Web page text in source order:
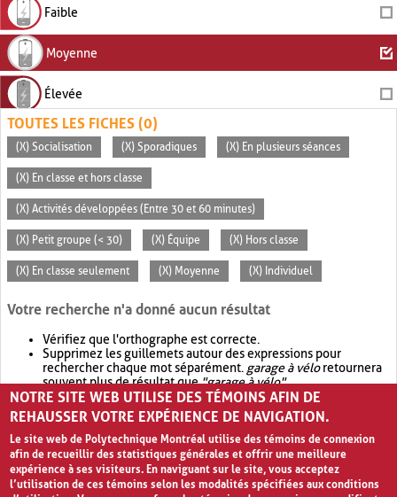
Faible
Moyenne
Élevée
TOUTES LES FICHES (0)
(X) Socialisation (X) Sporadiques (X) En plusieurs séances
(X) En classe et hors classe
(X) Activités développées (Entre 30 et 60 minutes)
(X) Petit groupe (< 30) (X) Équipe (X) Hors classe
(X) En classe seulement (X) Moyenne (X) Individuel
Votre recherche n'a donné aucun résultat
Vérifiez que l'orthographe est correcte.
Supprimez les guillemets autour des expressions pour
rechercher chaque mot séparément. garage à véloretournera
souvent plus de résultat que"garage à vélo".
Envisagez d'élargir votre recherche avec OR.garage OR vélo
retournera souvent plus de résultat quegarage à vélo
NOTRE SITE WEB UTILISE DES TÉMOINS AFIN DE
REHAUSSER VOTRE EXPÉRIENCE DE NAVIGATION.
Le site web de Polytechnique Montréal utilise des témoins de connexion
afin de recueillir des statistiques générales et offrir une meilleure
expérience à ses visiteurs. En naviguant sur le site, vous acceptez
l’utilisation de ces témoins selon les modalités spécifiées aux conditions